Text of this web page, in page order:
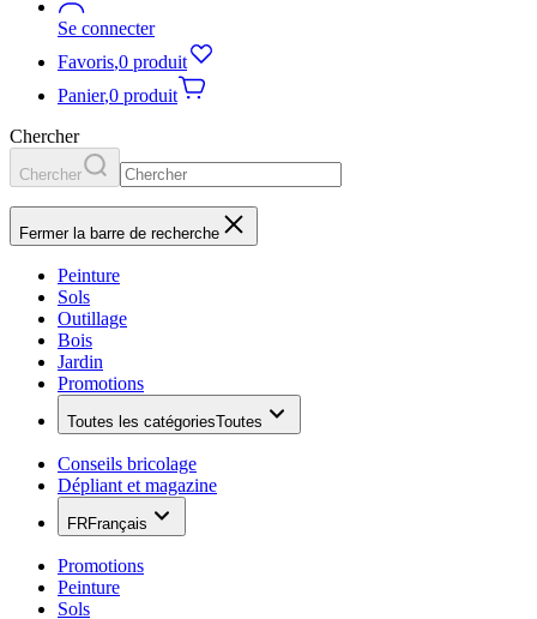
Se connecter
Favoris,0 produit
Panier,0 produit
Chercher
Chercher
Fermer la barre de recherche
Peinture
Sols
Outillage
Bois
Jardin
Promotions
Toutes les catégoriesToutes
Conseils bricolage
Dépliant et magazine
FRFrançais
Promotions
Peinture
Sols